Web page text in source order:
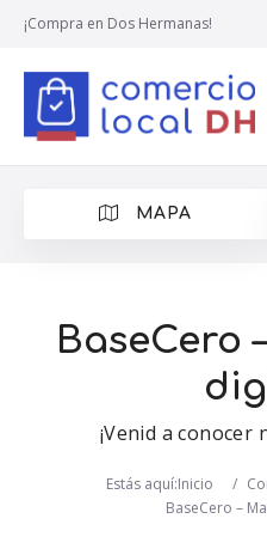
¡Compra en Dos Hermanas!
MAPA
BaseCero
¡Venid a conocer
Estás aquí:Inicio /
BaseCero –